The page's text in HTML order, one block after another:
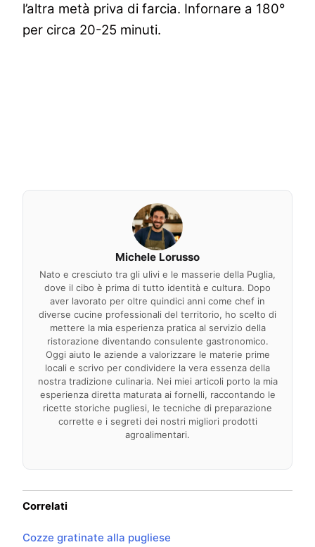
l’altra metà priva di farcia. Infornare a 180°
per circa 20-25 minuti.
Michele Lorusso
Nato e cresciuto tra gli ulivi e le masserie della Puglia,
dove il cibo è prima di tutto identità e cultura. Dopo
aver lavorato per oltre quindici anni come chef in
diverse cucine professionali del territorio, ho scelto di
mettere la mia esperienza pratica al servizio della
ristorazione diventando consulente gastronomico.
Oggi aiuto le aziende a valorizzare le materie prime
locali e scrivo per condividere la vera essenza della
nostra tradizione culinaria. Nei miei articoli porto la mia
esperienza diretta maturata ai fornelli, raccontando le
ricette storiche pugliesi, le tecniche di preparazione
corrette e i segreti dei nostri migliori prodotti
agroalimentari.
Correlati
Cozze gratinate alla pugliese